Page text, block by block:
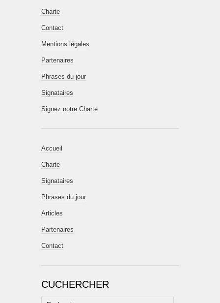
Charte
Contact
Mentions légales
Partenaires
Phrases du jour
Signataires
Signez notre Charte
Accueil
Charte
Signataires
Phrases du jour
Articles
Partenaires
Contact
CUCHERCHER